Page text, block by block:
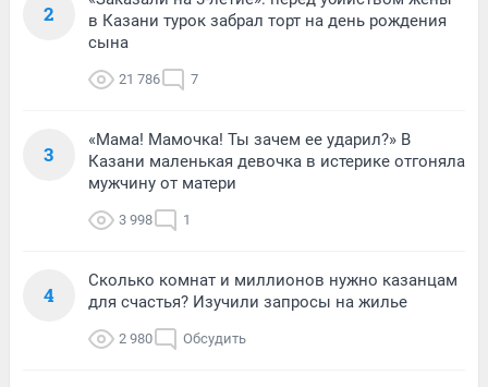
2
в Казани турок забрал торт на день рождения
сына
21 786 7
3
«Мама! Мамочка! Ты зачем ее ударил?» В
Казани маленькая девочка в истерике отгоняла
мужчину от матери
3 998 1
4
Сколько комнат и миллионов нужно казанцам
для счастья? Изучили запросы на жилье
2 980 Обсудить